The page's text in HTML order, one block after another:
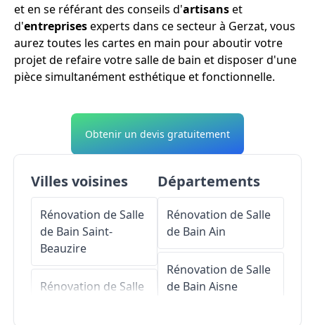
et en se référant des conseils d'artisanset
d'entreprisesexperts dans ce secteur à Gerzat, vous
aurez toutes les cartes en main pour aboutir votre
projet de refaire votre salle de bain et disposer d'une
pièce simultanément esthétique et fonctionnelle.
Obtenir un devis gratuitement
Villes voisines
Rénovation de Salle
de Bain Saint-
Beauzire
Rénovation de Salle
Départements
Rénovation de Salle
de Bain Ain
Rénovation de Salle
de Bain Aisne